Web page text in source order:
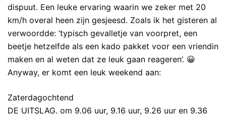
dispuut. Een leuke ervaring waarin we zeker met 20
km/h overal heen zijn gesjeesd. Zoals ik het gisteren al
verwoordde: ’typisch gevalletje van voorpret, een
beetje hetzelfde als een kado pakket voor een vriendin
maken en al weten dat ze leuk gaan reageren’. 😀
Anyway, er komt een leuk weekend aan:
Zaterdagochtend
DE UITSLAG. om 9.06 uur, 9.16 uur, 9.26 uur en 9.36